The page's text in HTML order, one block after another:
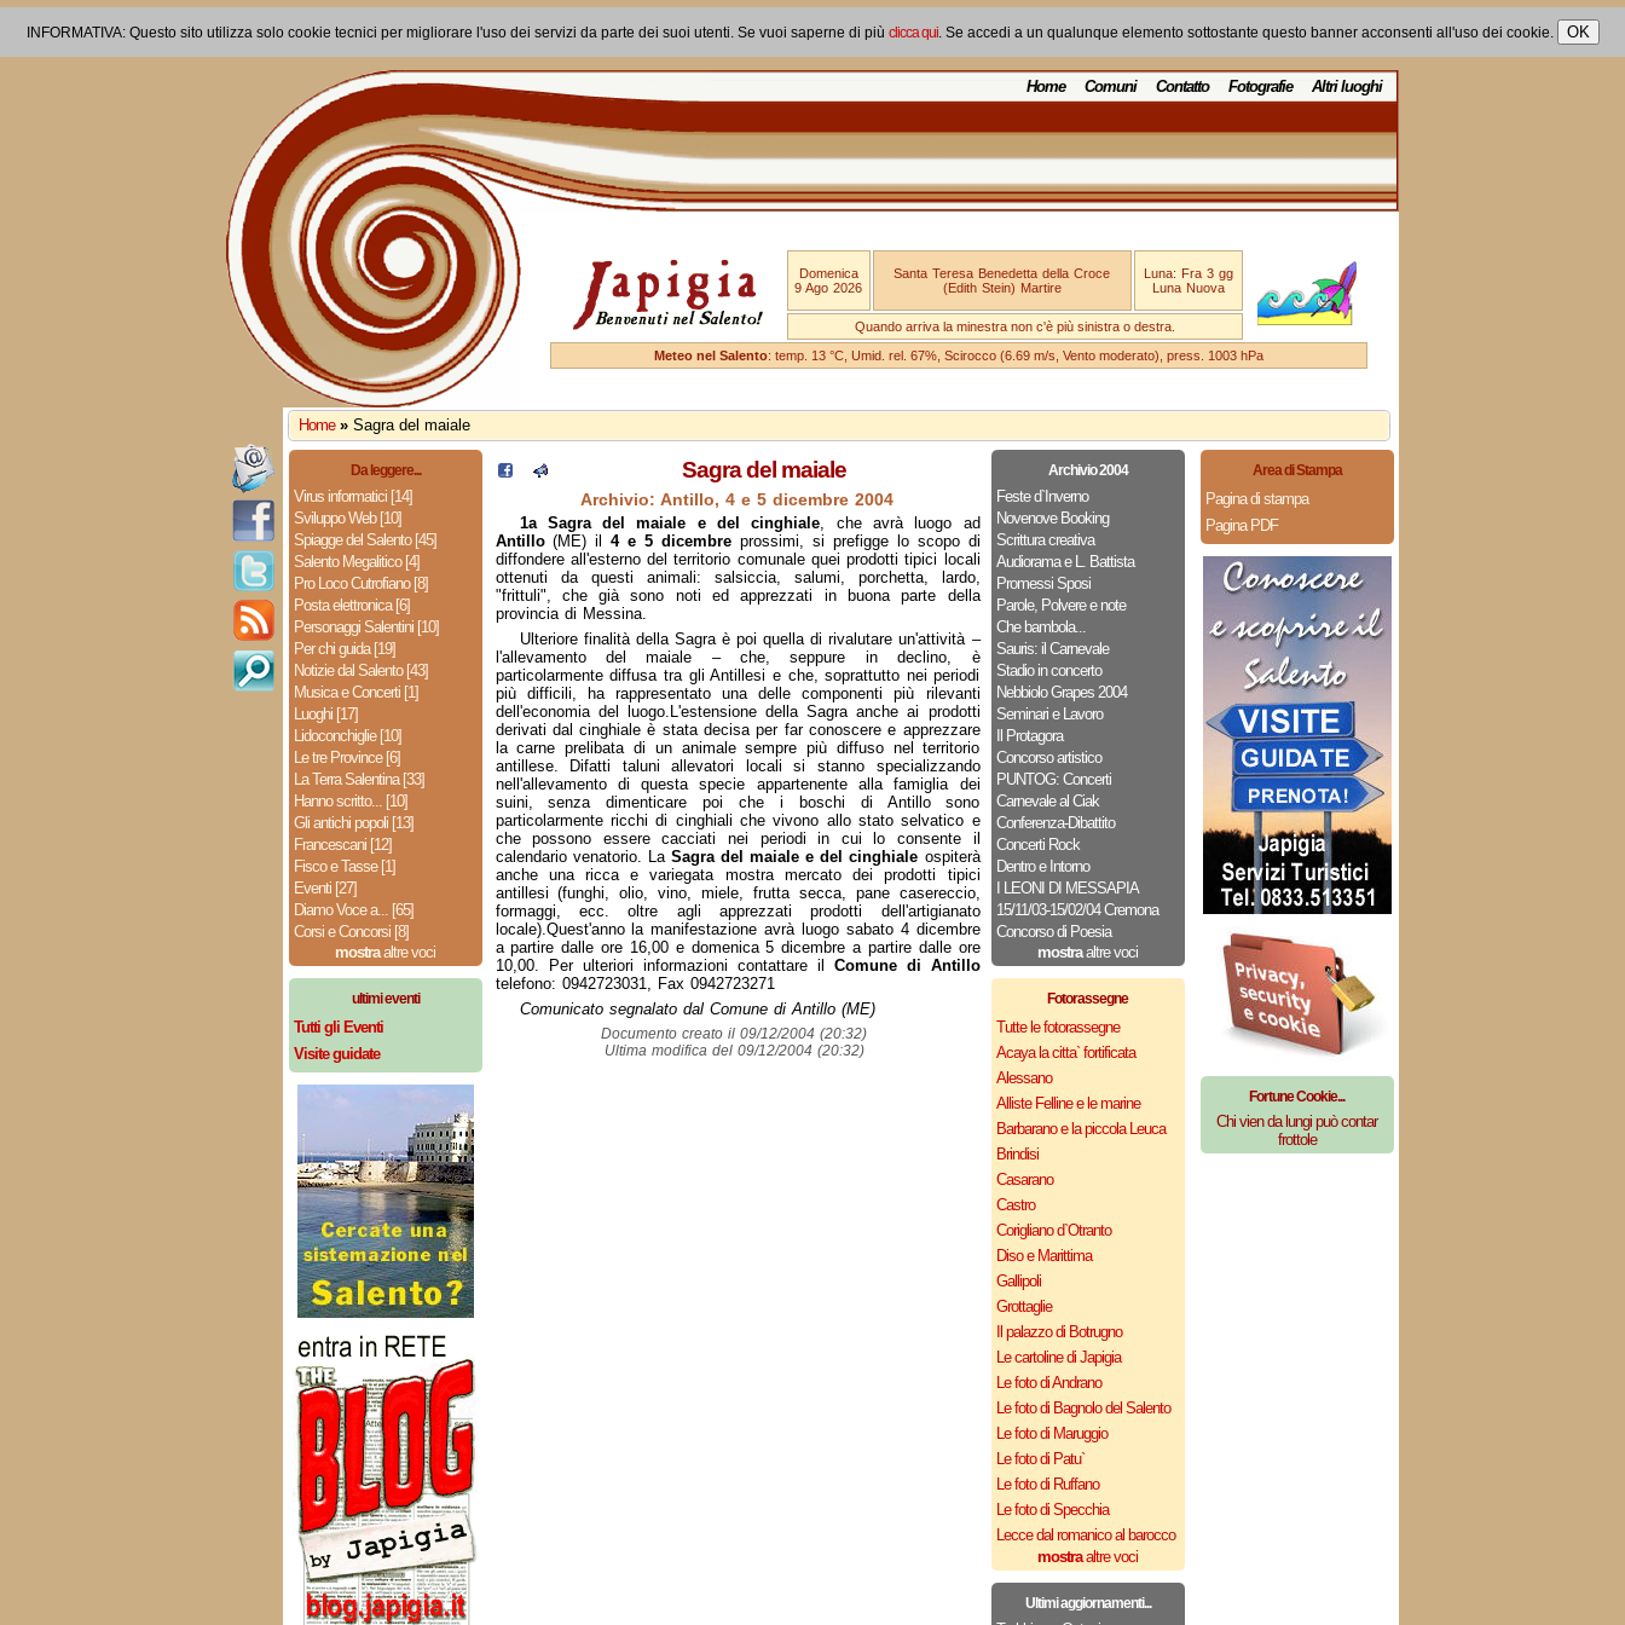
INFORMATIVA: Questo sito utilizza solo cookie tecnici per migliorare l'uso dei servizi da parte dei suoi utenti. Se vuoi saperne di più clicca qui. Se accedi a un qualunque elemento sottostante questo banner acconsenti all'uso dei cookie.
Home Comuni Contatto Fotografie Altri luoghi
Domenica
9 Ago 2026
Santa Teresa Benedetta della Croce
(Edith Stein) Martire
Luna: Fra 3 gg
Luna Nuova
Quando arriva la minestra non c'è più sinistra o destra.
Meteo nel Salento: temp. 13 °C, Umid. rel. 67%, Scirocco (6.69 m/s, Vento moderato), press. 1003 hPa
Home » Sagra del maiale
Da leggere...
Virus informatici [14]
Sviluppo Web [10]
Spiagge del Salento [45]
Salento Megalitico [4]
Pro Loco Cutrofiano [8]
Posta elettronica [6]
Personaggi Salentini [10]
Per chi guida [19]
Notizie dal Salento [43]
Musica e Concerti [1]
Luoghi [17]
Lidoconchiglie [10]
Le tre Province [6]
La Terra Salentina [33]
Hanno scritto... [10]
Gli antichi popoli [13]
Francescani [12]
Fisco e Tasse [1]
Eventi [27]
Diamo Voce a... [65]
Corsi e Concorsi [8]
mostraaltre voci
ultimi eventi
Tutti gli Eventi
Visite guidate
Archivio 2004
Feste d`Inverno
Novenove Booking
Scrittura creativa
Audiorama e L. Battista
Promessi Sposi
Parole, Polvere e note
Che bambola...
Sauris: il Carnevale
Stadio in concerto
Nebbiolo Grapes 2004
Seminari e Lavoro
Il Protagora
Concorso artistico
PUNTOG: Concerti
Carnevale al Ciak
Conferenza-Dibattito
Concerti Rock
Dentro e Intorno
I LEONI DI MESSAPIA
15/11/03-15/02/04 Cremona
Concorso di Poesia
mostraaltre voci
Fotorassegne
Tutte le fotorassegne
Acaya la citta` fortificata
Alessano
Alliste Felline e le marine
Barbarano e la piccola Leuca
Brindisi
Casarano
Castro
Corigliano d`Otranto
Diso e Marittima
Gallipoli
Grottaglie
Il palazzo di Botrugno
Le cartoline di Japigia
Le foto di Andrano
Le foto di Bagnolo del Salento
Le foto di Maruggio
Le foto di Patu`
Le foto di Ruffano
Le foto di Specchia
Lecce dal romanico al barocco
mostraaltre voci
Ultimi aggiornamenti...
Sagra del maiale
Archivio: Antillo, 4 e 5 dicembre 2004
1a Sagra del maiale e del cinghiale, che avrà luogo ad
Antillo(ME) il4 e 5 dicembre prossimi, si prefigge lo scopo di
diffondere all'esterno del territorio comunale quei prodotti tipici locali
ottenuti da questi animali: salsiccia, salumi, porchetta, lardo,
"frittuli", che già sono noti ed apprezzati in buona parte della
provincia di Messina.
Ulteriore finalità della Sagra è poi quella di rivalutare un'attività –
l'allevamento del maiale – che, seppure in declino, è
particolarmente diffusa tra gli Antillesi e che, soprattutto nei periodi
più difficili, ha rappresentato una delle componenti più rilevanti
dell'economia del luogo.L'estensione della Sagra anche ai prodotti
derivati dal cinghiale è stata decisa per far conoscere e apprezzare
la carne prelibata di un animale sempre più diffuso nel territorio
antillese. Difatti taluni allevatori locali si stanno specializzando
nell'allevamento di questa specie appartenente alla famiglia dei
suini, senza dimenticare poi che i boschi di Antillo sono
particolarmente ricchi di cinghiali che vivono allo stato selvatico e
che possono essere cacciati nei periodi in cui lo consente il
calendario venatorio. La Sagra del maiale e del cinghiale ospiterà
anche una ricca e variegata mostra mercato dei prodotti tipici
antillesi (funghi, olio, vino, miele, frutta secca, pane casereccio,
formaggi, ecc. oltre agli apprezzati prodotti dell'artigianato
locale).Quest'anno la manifestazione avrà luogo sabato 4 dicembre
a partire dalle ore 16,00 e domenica 5 dicembre a partire dalle ore
10,00. Per ulteriori informazioni contattare il Comune di Antillo
telefono: 0942723031, Fax 0942723271
Comunicato segnalato dal Comune di Antillo (ME)
Documento creato il 09/12/2004 (20:32)
Ultima modifica del 09/12/2004 (20:32)
Area di Stampa
Pagina di stampa
Pagina PDF
Fortune Cookie...
Chi vien da lungi può contar
frottole